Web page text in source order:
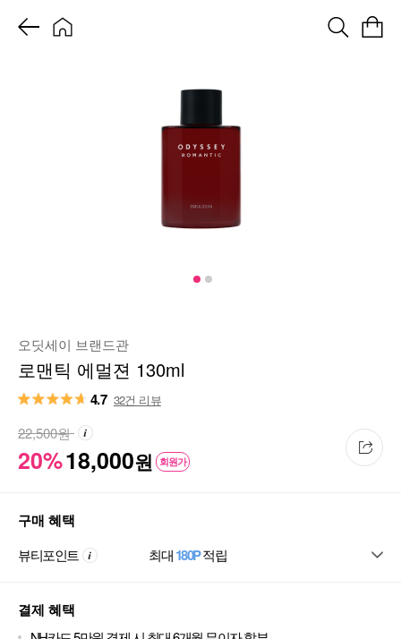
오딧세이 브랜드관
로맨틱 에멀젼 130ml
4.7 32건 리뷰
20%18,000원 회원가
22,500원
구매 혜택
뷰티포인트 최대180P적립
결제 혜택